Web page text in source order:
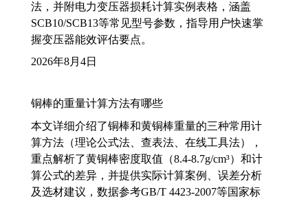
法，并附电力变压器损耗计算实例表格，涵盖
SCB10/SCB13等常见型号参数，指导用户快速掌
握变压器能效评估要点。
2026年8月4日
铜棒的重量计算方法有哪些
本文详细介绍了铜棒和黄铜棒重量的三种常用计
算方法（理论公式法、查表法、在线工具法），
重点解析了黄铜棒密度取值（8.4-8.7g/cm³）和计
算公式的差异，并提供实际计算案例、误差分析
及选材建议，数据参考GB/T 4423-2007等国家标